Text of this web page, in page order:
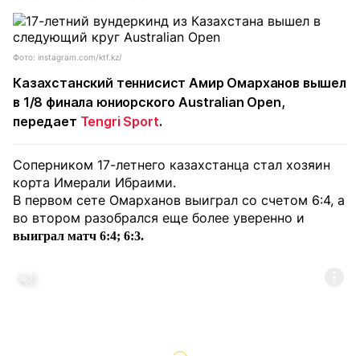
Фото: instagram.com/ktf.kz/
Казахстанский теннисист Амир Омарханов вышел
в 1/8 финала юниорского Australian Open,
передает Tengri Sport.
Соперником 17-летнего казахстанца стал хозяин
корта Имерали Ибраими.
В первом сете Омарханов выиграл со счетом 6:4, а
во втором разобрался еще более уверенно и
выиграл матч 6:4; 6:3.